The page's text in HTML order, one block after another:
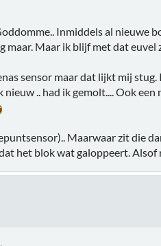
Inmiddels al nieuwe
maar. Maar ik blijf met dat euvel
sensor maar dat lijkt mij
nieuw .. had ik gemolt.... Ook
Maarwaar zit die
het blok wat galoppeert.